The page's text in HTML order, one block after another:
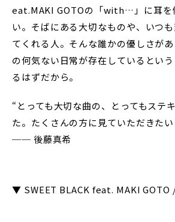
eat.MAKI GOTOの「with…」に耳を
い。そばにある大切なものや、いつ
てくれる人。そんな誰かの優しさが
の何気ない日常が存在しているとい
るはずだから。
“とっても大切な曲の、とってもステ
た。たくさんの方に見ていただきた
── 後藤真希
▼ SWEET BLACK feat. MAKI